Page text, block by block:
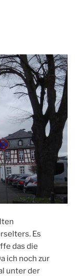
Es
das die
ich noch zur
unter der